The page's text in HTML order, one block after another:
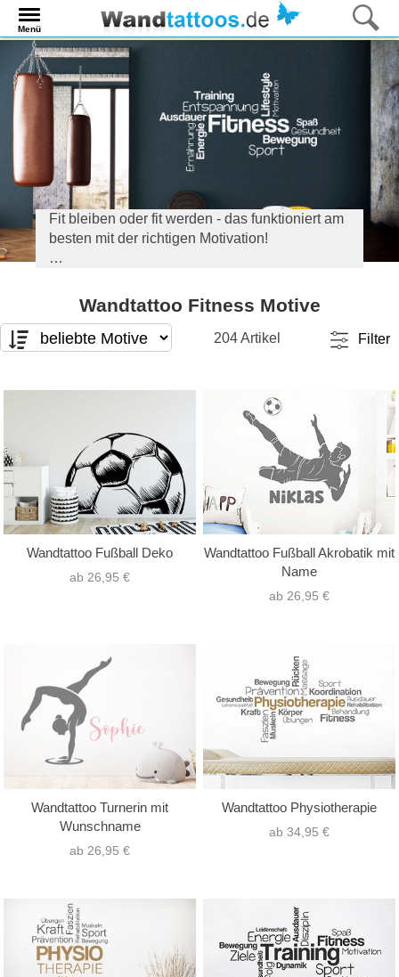
Menü
Fit bleiben oder fit werden - das funktioniert am
besten mit der richtigen Motivation!
Fitnessbereich - für Studios oder Fitnessräume
zuhause - haben wir hier für Sie
zusammengestellt. Für Fitnessstudios auch mit
dem eigenen Namen personalisierbar!
Wandtattoo Fitness Motive
204 Artikel Filter
nur Motiv(70)
Text mit Motiv(51)
Hochformat
Querformat(128)
Quadrat(21)
Wandtattoo Fußball Deko
ab 26,95 €
Wandtattoo Fußball Akrobatik mit
Name
ab 26,95 €
Wandtattoo Turnerin mit
Wunschname
ab 26,95 €
Wandtattoo Physiotherapie
ab 34,95 €